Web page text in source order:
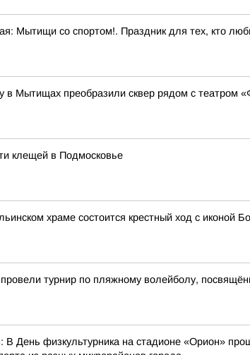
Мытищи со спортом!. Праздник для тех, кто
в Мытищах преобразили сквер рядом с театром
клещей в Подмосковье
храме состоится крестный ход с иконой
турнир по пляжному волейболу,
День физкультурника на стадионе «Орион»